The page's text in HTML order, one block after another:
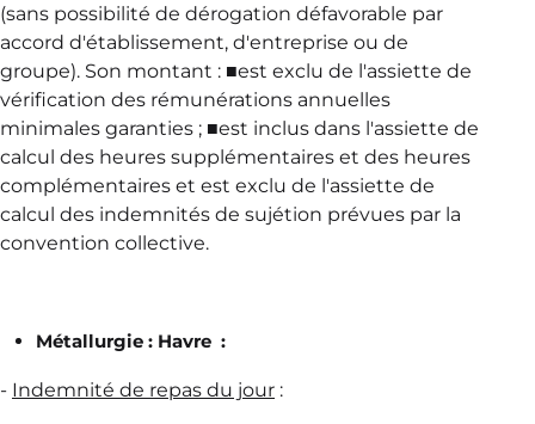
(sans possibilité de dérogation défavorable par
accord d'établissement, d'entreprise ou de
groupe). Son montant : ■est exclu de l'assiette de
vérification des rémunérations annuelles
minimales garanties ; ■est inclus dans l'assiette de
calcul des heures supplémentaires et des heures
complémentaires et est exclu de l'assiette de
calcul des indemnités de sujétion prévues par la
convention collective.
Métallurgie : Havre :
- Indemnité de repas du jour :